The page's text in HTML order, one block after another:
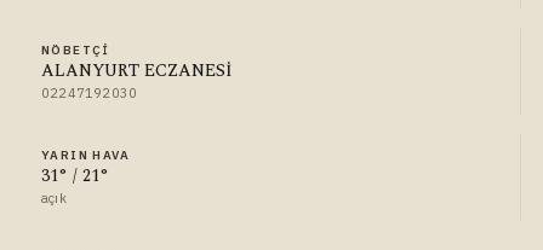
NÖBETÇI
ALANYURT ECZANESİ
02247192030
YARIN HAVA
31° / 21°
açık